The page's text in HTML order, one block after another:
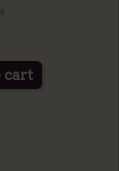
cart